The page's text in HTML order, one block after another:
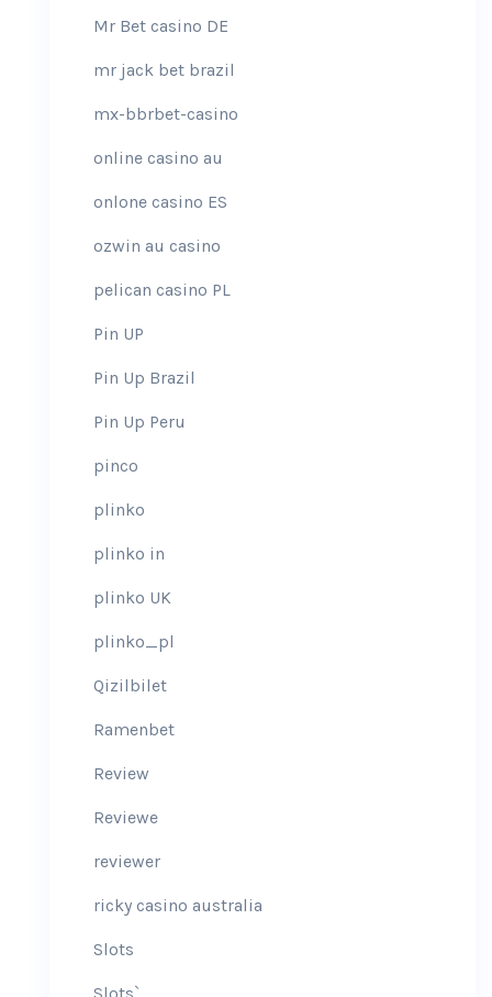
Mr Bet casino DE
mr jack bet brazil
mx-bbrbet-casino
online casino au
onlone casino ES
ozwin au casino
pelican casino PL
Pin UP
Pin Up Brazil
Pin Up Peru
pinco
plinko
plinko in
plinko UK
plinko_pl
Qizilbilet
Ramenbet
Review
Reviewe
reviewer
ricky casino australia
Slots
Slots`